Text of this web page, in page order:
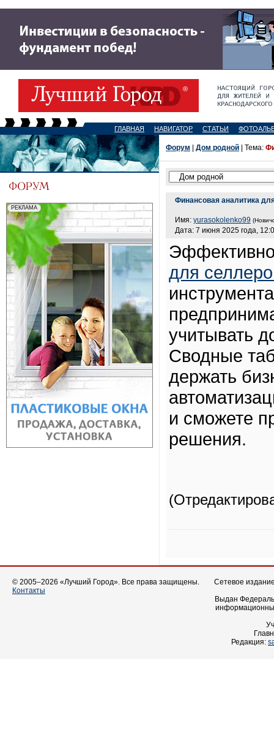
ГЛАВНАЯ НАВИГАТОР СТАТЬИ
Форум Дом родной | Тема:
Финансовая аналитика
Имя: yurasokolenko99
Дата: 7 июня 2025 года,
для
учитывать
Сводные
держать
и сможете
решения.
© 2005–2026 «Лучший Город». Все права защищены.
Контакты
Сетевое
Выдан
Редакция: